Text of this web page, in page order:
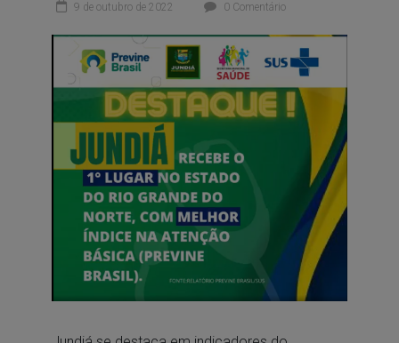
9 de outubro de 2022 0 Comentário